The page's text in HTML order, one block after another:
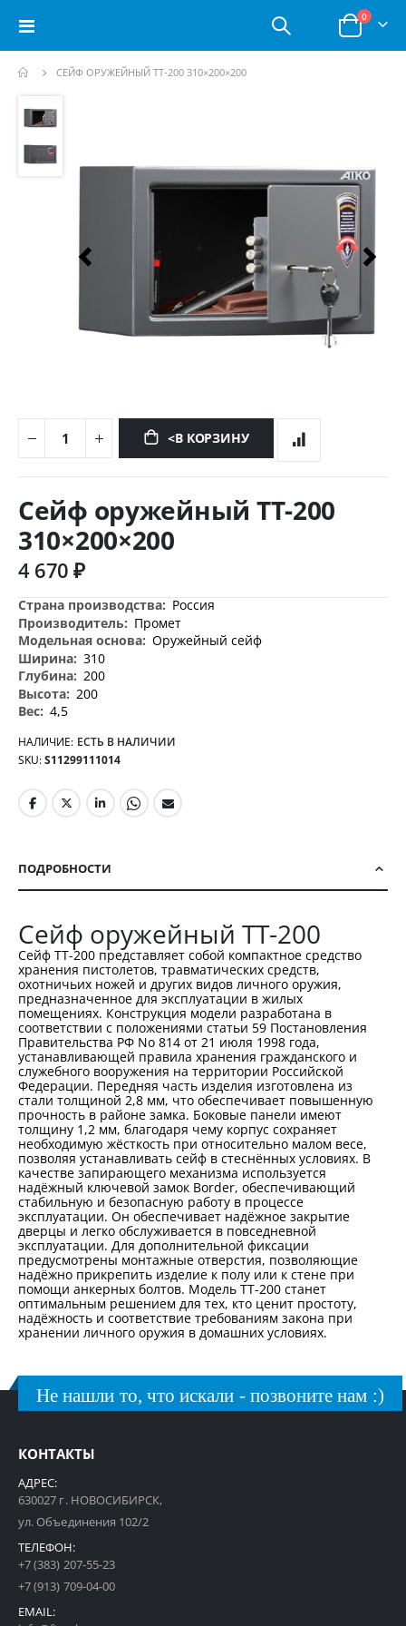
Toggle
Корзина
0позиции
СЕЙФ ОРУЖЕЙНЫЙ TT-200 310×200×200
Пропустить
перейти
галереям
<В КОРЗИНУ
началу
изображений
Сейф оружейный TT-200
310×200×200
4 670 ₽
Дополнительная
информация
Россия
Промет
Оружейный сейф
310
200
200
4,5
НАЛИЧИЕ: ЕСТЬ В НАЛИЧИИ
SKU S11299111014
ПОДРОБНОСТИ
Сейф оружейный TT-200
Сейф TT-200 представляет собой компактное средство
хранения пистолетов, травматических средств,
охотничьих ножей и других видов личного оружия,
предназначенное для эксплуатации в жилых
помещениях. Конструкция модели разработана в
соответствии с положениями статьи 59 Постановления
Правительства РФ No 814 от 21 июля 1998 года,
устанавливающей правила хранения гражданского и
служебного вооружения на территории Российской
Федерации. Передняя часть изделия изготовлена из
стали толщиной 2,8 мм, что обеспечивает повышенную
прочность в районе замка. Боковые панели имеют
толщину 1,2 мм, благодаря чему корпус сохраняет
необходимую жёсткость при относительно малом весе,
позволяя устанавливать сейф в стеснённых условиях. В
качестве запирающего механизма используется
надёжный ключевой замок Border, обеспечивающий
стабильную и безопасную работу в процессе
эксплуатации. Он обеспечивает надёжное закрытие
дверцы и легко обслуживается в повседневной
эксплуатации. Для дополнительной фиксации
предусмотрены монтажные отверстия, позволяющие
надёжно прикрепить изделие к полу или к стене при
помощи анкерных болтов. Модель TT-200 станет
оптимальным решением для тех, кто ценит простоту,
надёжность и соответствие требованиям закона при
хранении личного оружия в домашних условиях.
Не нашли то, что искали - позвоните нам :)
КОНТАКТЫ
АДРЕС:
630027 г. НОВОСИБИРСК,
ул. Объединения 102/2
ТЕЛЕФОН:
+7 (383) 207-55-23
+7 (913) 709-04-00
EMAIL: